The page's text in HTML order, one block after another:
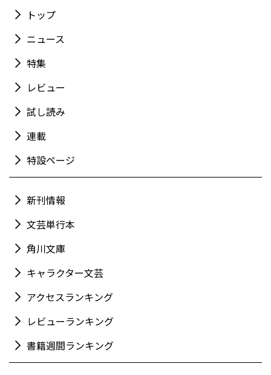
トップ
ニュース
特集
レビュー
試し読み
連載
特設ページ
新刊情報
文芸単行本
角川文庫
キャラクター文芸
アクセスランキング
レビューランキング
書籍週間ランキング